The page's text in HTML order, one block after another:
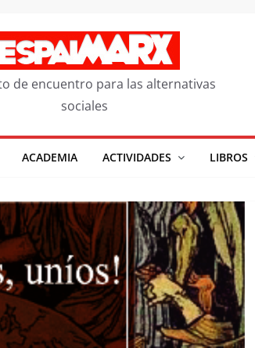
de encuentro para las alternativas
sociales
ACADEMIA ACTIVIDADES LIBROS